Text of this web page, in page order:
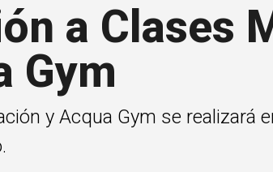
a Clases
Gym
y Acqua Gym se realizará